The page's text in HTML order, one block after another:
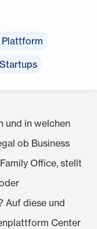
Plattform
und in welchen
ob Business
Office, stellt
Auf diese und
Center